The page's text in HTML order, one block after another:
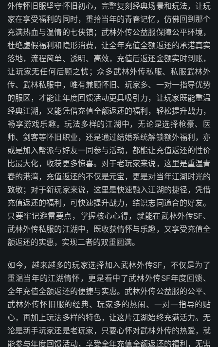
外传怀旧服坚守怀旧初心，完整复刻经典场景和玩法，让玩
家在享受福利的同时，重拾当年的青春记忆，仿佛回到那个
充满热血与温情的七侠镇；武林外传公益服保障公平环境，
杜绝虚假福利和隐形消费，让全年充值全额返还的承诺真实
落地，流程简单、透明、高效，充值后返还金额实时到账，
让玩家无任何后顾之忧；众多武林外传私服、私服武林外
传、武林私服中，唯有兼顾怀旧、玩家多、一对一指导优势
的服区，才能让年度回馈活动更具吸引力，让玩家既能重温
经典江湖，又能凭借充值全额返还的福利，轻松提升战力，
畅享游戏乐趣。玩法多样的江湖中，无论是选择枪豪、医
师、剑客等怀旧职业，还是通过结婚系统解锁额外福利，亦
或是加入帮派与好友一同参与活动，都能让充值返还的性价
比最大化，收获更多惊喜。对于老玩家来说，这里是重温青
春的港湾，充值返还的不仅是元宝，更是对当年江湖时光的
致敬；对于新玩家来说，这里是快速融入江湖的捷径，凭借
充值返还的福利，可快速提升战力，结识志同道合的好友。
只要牢记避雷要点，掌握核心心得，就能在武林外传SF、
武林外传私服的江湖中，既收获情怀与乐趣，又享受充值全
额返还的实惠，实现二者的双重圆满。
如今，越来越多的玩家选择加入武林外传SF，不仅是为了
重温当年的江湖情怀，更是看中了武林外传SF年度回馈、
全年充值全额返还的便捷与实惠。武林外传公益服的公平、
武林外传怀旧服的经典、玩家多的热闹、一对一指导的贴
心，再加上玩法多样的特色，让这片江湖始终充满活力。无
论是新手玩家还是老玩家，只要心怀对武林外传的热爱，就
能参与年度回馈活动，享受全年充值全额返还的福利，无需